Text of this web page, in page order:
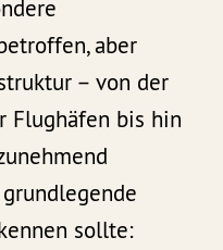
aber
– von der
Flughäfen bis hin
sollte: